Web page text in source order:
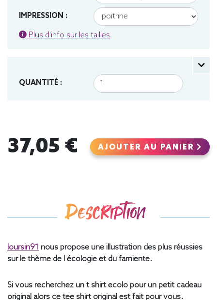
IMPRESSION :
Plus d'info sur les tailles
QUANTITÉ :
37,05 € AJOUTER AU PANIER
Description
loursin91 nous propose une illustration des plus réussies
sur le thème de l écologie et du farniente.
Si vous recherchez un t shirt ecolo pour un petit cadeau
original alors ce tee shirt original est fait pour vous.